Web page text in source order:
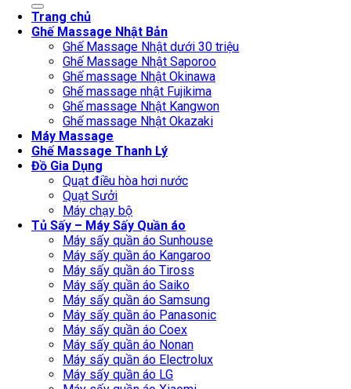
Trang chủ
Ghế Massage Nhật Bản
Ghế Massage Nhật dưới 30 triệu
Ghế Massage Nhật Saporoo
Ghế massage Nhật Okinawa
Ghế massage nhật Fujikima
Ghế massage Nhật Kangwon
Ghế massage Nhật Okazaki
Máy Massage
Ghế Massage Thanh Lý
Đồ Gia Dụng
Quạt điều hòa hơi nước
Quạt Sưởi
Máy chạy bộ
Tủ Sấy – Máy Sấy Quần áo
Máy sấy quần áo Sunhouse
Máy sấy quần áo Kangaroo
Máy sấy quần áo Tiross
Máy sấy quần áo Saiko
Máy sấy quần áo Samsung
Máy sấy quần áo Panasonic
Máy sấy quần áo Coex
Máy sấy quần áo Nonan
Máy sấy quần áo Electrolux
Máy sấy quần áo LG